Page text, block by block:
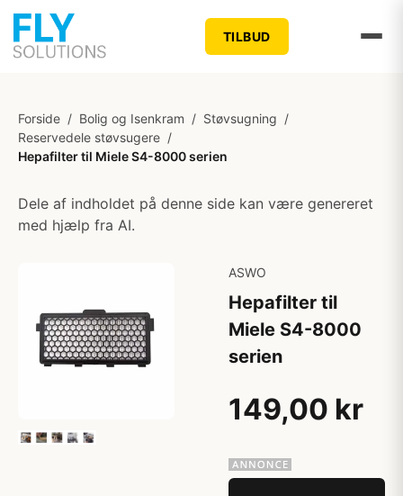
TILBUD
Forside / Bolig og Isenkram / Støvsugning /
Reservedele støvsugere /
Hepafilter til Miele S4-8000 serien
Dele af indholdet på denne side kan være genereret
med hjælp fra AI.
ASWO
Hepafilter til
Miele S4-8000
serien
149,00 kr